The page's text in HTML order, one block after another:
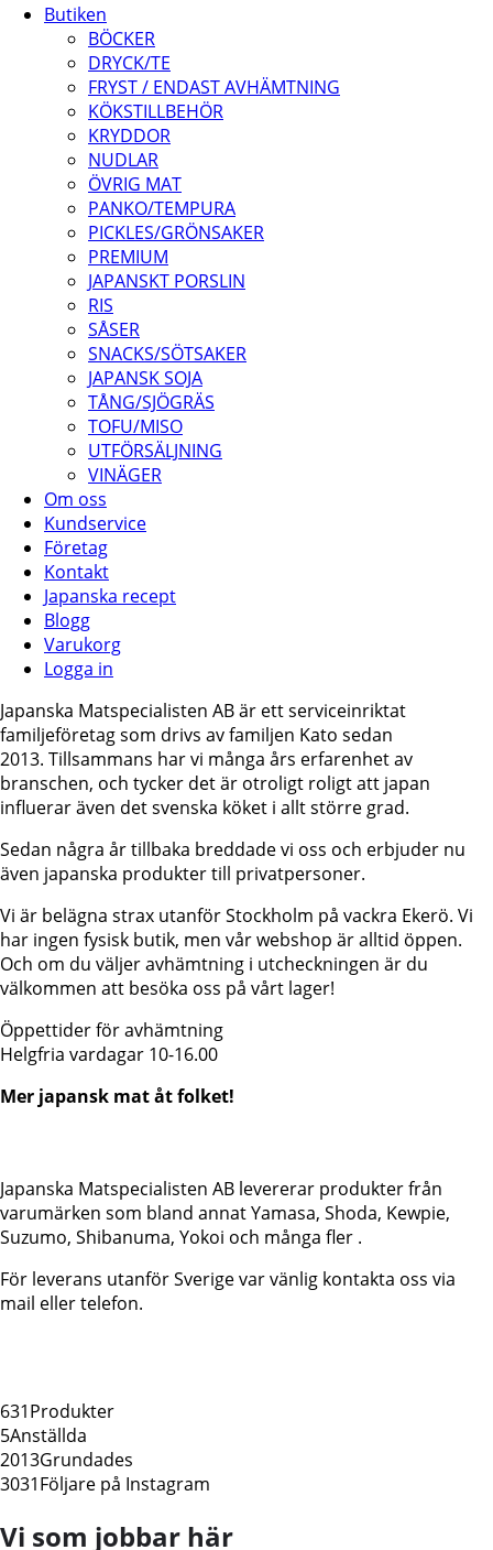
Butiken
BÖCKER
DRYCK/TE
FRYST / ENDAST AVHÄMTNING
KÖKSTILLBEHÖR
KRYDDOR
NUDLAR
ÖVRIG MAT
PANKO/TEMPURA
PICKLES/GRÖNSAKER
PREMIUM
JAPANSKT PORSLIN
RIS
SÅSER
SNACKS/SÖTSAKER
JAPANSK SOJA
TÅNG/SJÖGRÄS
TOFU/MISO
UTFÖRSÄLJNING
VINÄGER
Om oss
Kundservice
Företag
Kontakt
Japanska recept
Blogg
Varukorg
Logga in
Japanska Matspecialisten AB är ett serviceinriktat
familjeföretag som drivs av familjen Kato sedan
2013. Tillsammans har vi många års erfarenhet av
branschen, och tycker det är otroligt roligt att japan
influerar även det svenska köket i allt större grad.
Sedan några år tillbaka breddade vi oss och erbjuder nu
även japanska produkter till privatpersoner.
Vi är belägna strax utanför Stockholm på vackra Ekerö. Vi
har ingen fysisk butik, men vår webshop är alltid öppen.
Och om du väljer avhämtning i utcheckningen är du
välkommen att besöka oss på vårt lager!
Öppettider för avhämtning
Helgfria vardagar 10-16.00
Mer japansk mat åt folket!
Japanska Matspecialisten AB levererar produkter från
varumärken som bland annat Yamasa, Shoda, Kewpie,
Suzumo, Shibanuma, Yokoi och många fler .
För leverans utanför Sverige var vänlig kontakta oss via
mail eller telefon.
631Produkter
5Anställda
2013Grundades
3031Följare på Instagram
Vi som jobbar här